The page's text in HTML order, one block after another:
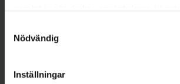
samlat in när du har använt deras
Nödvändig
Inställningar
Uppsala och har arbetat som
Parthena valde tandläkaryrket då
engagerad och omtänksam.